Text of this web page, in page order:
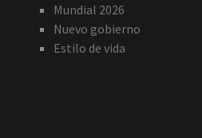
Mundial 2026
Nuevo gobierno
Estilo de vida